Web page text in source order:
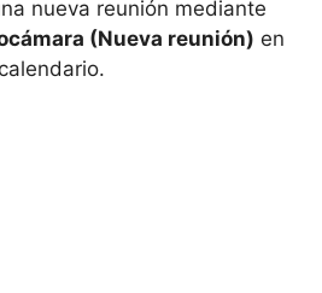
nueva reunión mediante
(Nueva reunión) en